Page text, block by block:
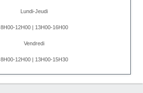
Lundi-Jeudi
8H00-12H00 | 13H00-16H00
Vendredi
8H00-12H00 | 13H00-15H30